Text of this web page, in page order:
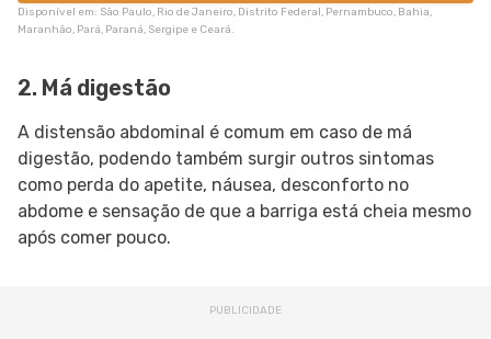
Disponível em: São Paulo, Rio de Janeiro, Distrito Federal, Pernambuco, Bahia,
Maranhão, Pará, Paraná, Sergipe e Ceará.
2. Má digestão
A distensão abdominal é comum em caso de má
digestão, podendo também surgir outros sintomas
como perda do apetite, náusea, desconforto no
abdome e sensação de que a barriga está cheia mesmo
após comer pouco.